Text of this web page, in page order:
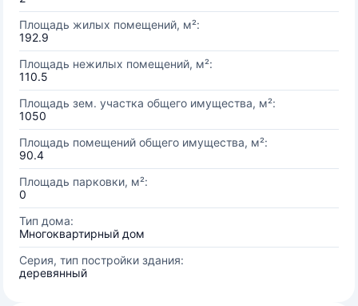
Площадь жилых помещений, м²:
192.9
Площадь нежилых помещений, м²:
110.5
Площадь зем. участка общего имущества, м²:
1050
Площадь помещений общего имущества, м²:
90.4
Площадь парковки, м²:
0
Тип дома:
Многоквартирный дом
Серия, тип постройки здания:
деревянный